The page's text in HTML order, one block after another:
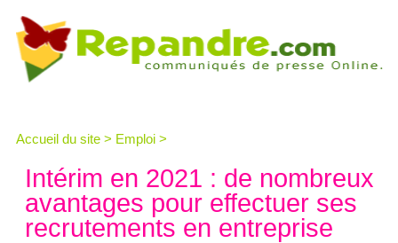
Accueil du site > Emploi >
Intérim en 2021 : de nombreux
avantages pour effectuer ses
recrutements en entreprise